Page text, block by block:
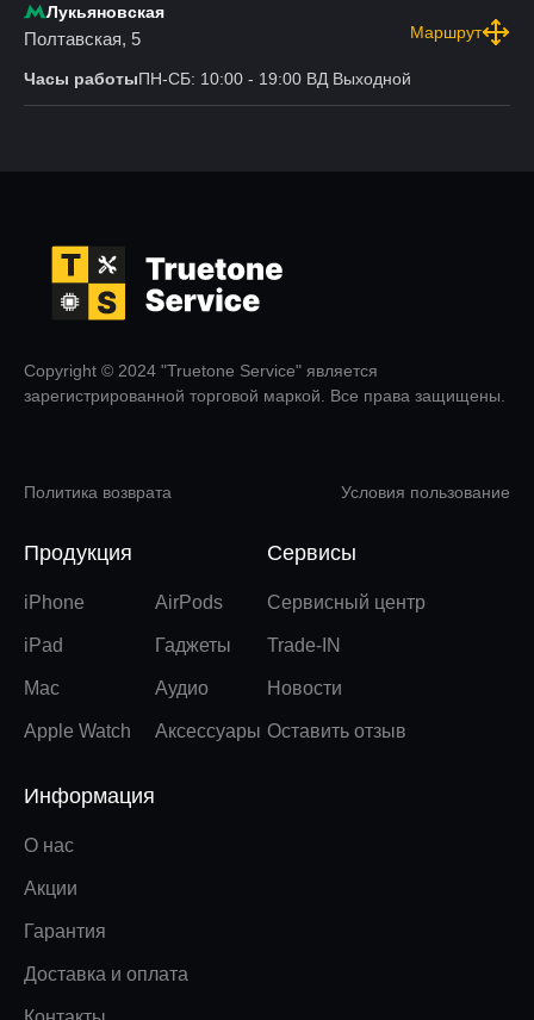
Лукьяновская
Полтавская, 5 Маршрут
Часы работыПН-СБ: 10:00 - 19:00 ВД Выходной
Copyright © 2024 "Truetone Service" является
зарегистрированной торговой маркой. Все права защищены.
Политика возврата Условия пользование
Продукция
iPhone
iPad
Mac
Apple Watch
AirPods
Гаджеты
Аудио
Аксессуары
Сервисы
Сервисный центр
Trade-IN
Новости
Оставить отзыв
Информация
О нас
Акции
Гарантия
Доставка и оплата